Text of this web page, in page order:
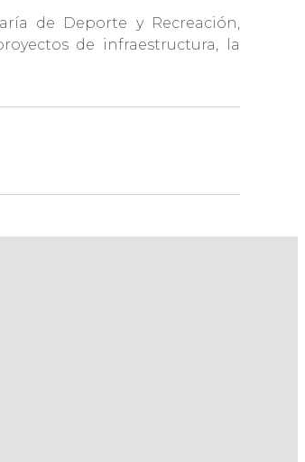
de Deporte y Recreación,
de infraestructura, la